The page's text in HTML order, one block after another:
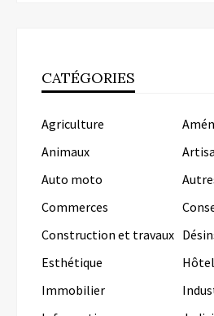
CATÉGORIES
Agriculture
Animaux
Auto moto
Commerces
Construction et travaux
Esthétique
Immobilier